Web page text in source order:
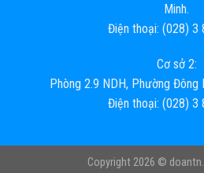
Minh.
Điện thoại: (028) 3
Cơ sở 2:
Phòng 2.9 NDH, Phường Đông
Điện thoại: (028) 3
Copyright 2026 ©